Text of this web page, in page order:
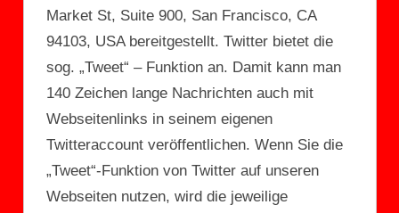
Market St, Suite 900, San Francisco, CA
94103, USA bereitgestellt. Twitter bietet die
sog. „Tweet“ – Funktion an. Damit kann man
140 Zeichen lange Nachrichten auch mit
Webseitenlinks in seinem eigenen
Twitteraccount veröffentlichen. Wenn Sie die
„Tweet“-Funktion von Twitter auf unseren
Webseiten nutzen, wird die jeweilige